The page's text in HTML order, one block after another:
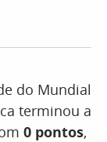
do Mundial
terminou a
0 pontos,